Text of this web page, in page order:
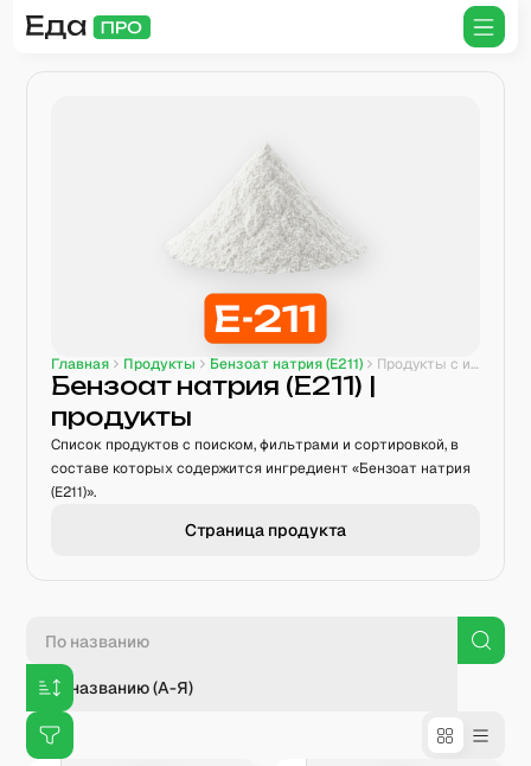
Главная Продукты Бензоат натрия (E211) Продукты с ингредиентом
Бензоат натрия (E211) |
продукты
Список продуктов с поиском, фильтрами и сортировкой, в
составе которых содержится ингредиент «Бензоат натрия
(E211)».
Страница продукта
По названию (А-Я)